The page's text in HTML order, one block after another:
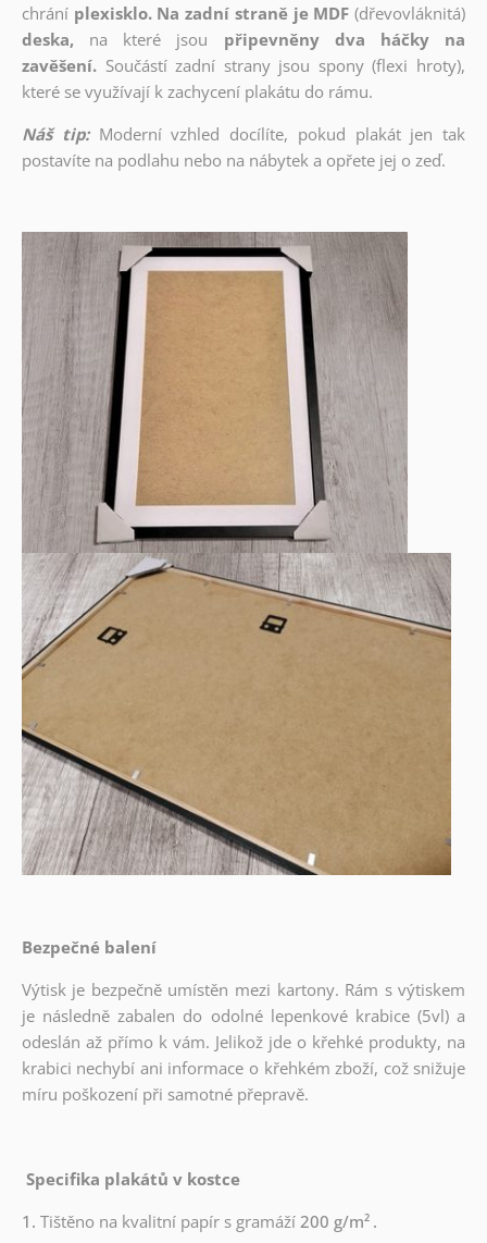
chrání plexisklo. Na zadní straně je MDF (dřevovláknitá)
deska,
na které jsou
připevněny dva háčky na
zavěšení. Součástí zadní strany jsou spony (flexi hroty),
které se využívají k zachycení plakátu do rámu.
Náš tip: Moderní vzhled docílíte, pokud plakát jen tak
postavíte na podlahu nebo na nábytek a opřete jej o zeď.
Bezpečné balení
Výtisk je bezpečně umístěn mezi kartony. Rám s výtiskem
je následně zabalen do odolné lepenkové krabice (5vl) a
odeslán až přímo k vám. Jelikož jde o křehké produkty, na
krabici nechybí ani informace o křehkém zboží, což snižuje
míru poškození při samotné přepravě.
Specifika plakátů v kostce
1. Tištěno na kvalitní papír s gramáží200 g/m² .